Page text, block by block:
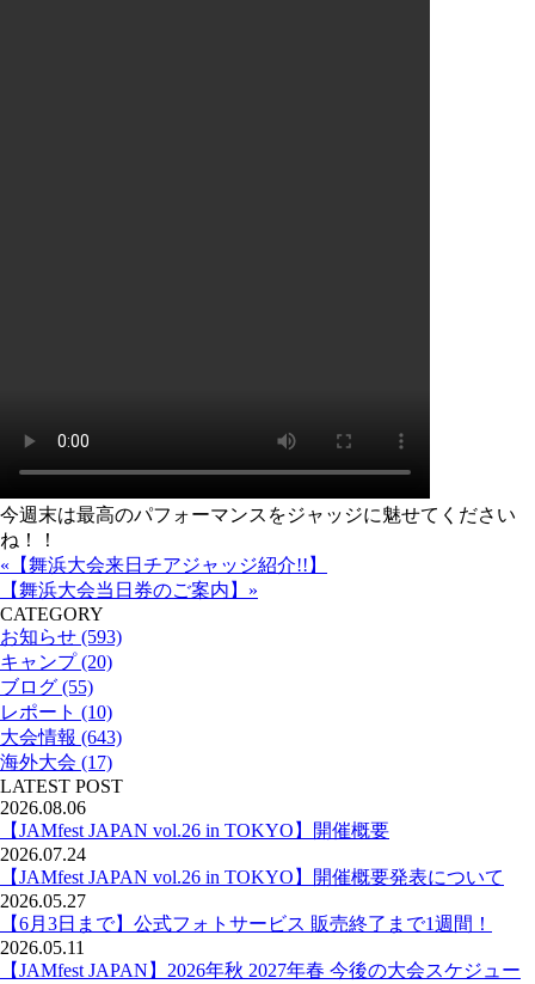
今週末は最高のパフォーマンスをジャッジに魅せてください
ね！！
«【舞浜大会来日チアジャッジ紹介!!】
【舞浜大会当日券のご案内】»
CATEGORY
お知らせ (593)
キャンプ (20)
ブログ (55)
レポート (10)
大会情報 (643)
海外大会 (17)
LATEST POST
2026.08.06
【JAMfest JAPAN vol.26 in TOKYO】開催概要
2026.07.24
【JAMfest JAPAN vol.26 in TOKYO】開催概要発表について
2026.05.27
【6月3日まで】公式フォトサービス 販売終了まで1週間！
2026.05.11
【JAMfest JAPAN】2026年秋 2027年春 今後の大会スケジュー